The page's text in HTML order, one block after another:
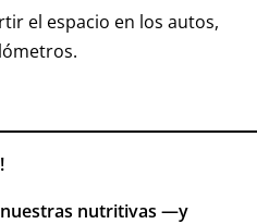
el espacio en los autos,
nuestras nutritivas —y